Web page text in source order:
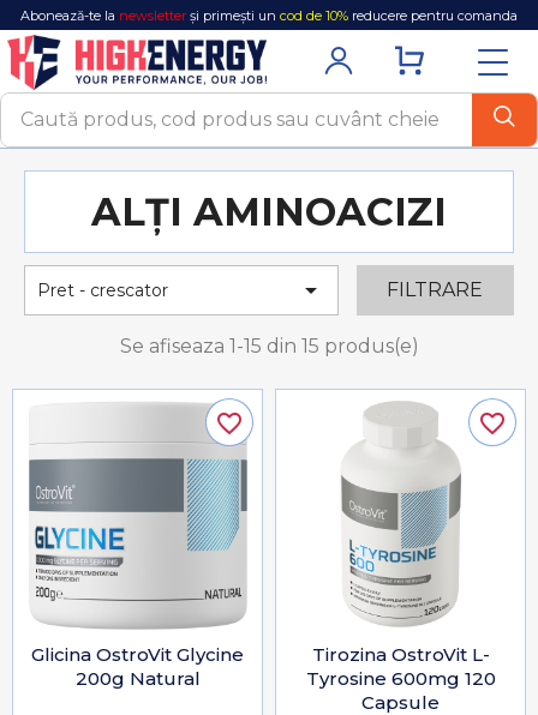
Abonează-te la newsletter și primești un cod de 10% reducere pentru comanda
ta!
ALȚI AMINOACIZI
Pret - crescator  FILTRARE
Se afiseaza 1-15 din 15 produs(e)
Glicina OstroVit Glycine
200g Natural
favorite_border
Tirozina OstroVit L-
Tyrosine 600mg 120
Capsule
favorite_border